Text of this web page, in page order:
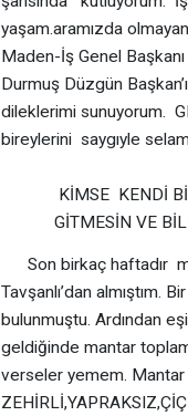
yaşam.aramızda
Maden-İş Genel
Durmuş Düzgün
dileklerimi sunuyorum.
KİMSE KENDİ
GİTMESİN VE
Son birkaç haftadır
Tavşanlı’dan
bulunmuştu. Ardından
geldiğinde mantar
verseler yemem. Mantar